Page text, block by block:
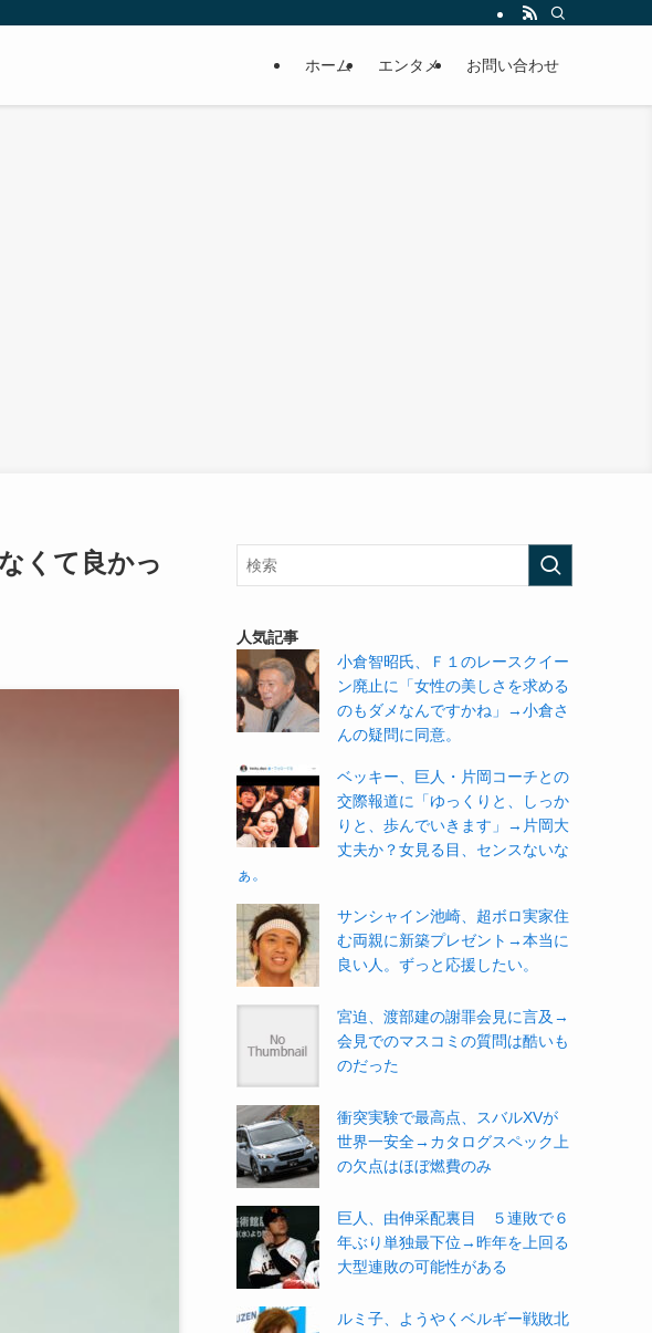
い。
ホーム エンタメ お問い合わせ
くて良かっ
人気記事
小倉智昭氏、Ｆ１のレースクイー
ン廃止に「女性の美しさを求める
のもダメなんですかね」→小倉さ
んの疑問に同意。
ベッキー、巨人・片岡コーチとの
交際報道に「ゆっくりと、しっか
りと、歩んでいきます」→片岡大
丈夫か？女見る目、センスないな
ぁ。
サンシャイン池崎、超ボロ実家住
む両親に新築プレゼント→本当に
良い人。ずっと応援したい。
宮迫、渡部建の謝罪会見に言及→
会見でのマスコミの質問は酷いも
のだった
衝突実験で最高点、スバルXVが
世界一安全→カタログスペック上
の欠点はほぼ燃費のみ
巨人、由伸采配裏目 ５連敗で６
年ぶり単独最下位→昨年を上回る
大型連敗の可能性がある
ルミ子、ようやくベルギー戦敗北